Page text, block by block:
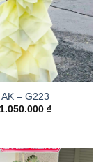
AK – G223
1.050.000 ₫